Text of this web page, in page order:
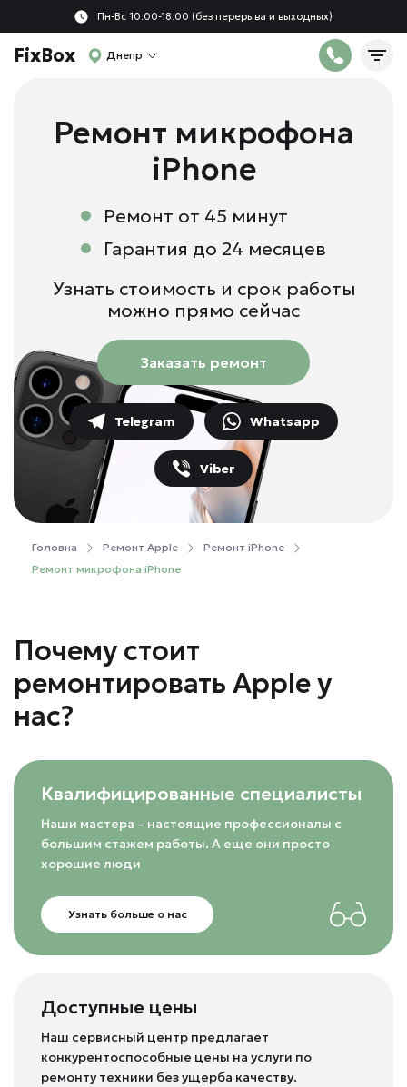
Пн-Вс 10:00-18:00 (без перерыва и выходных)
FixBox Днепр
Ремонт микрофона
iPhone
Ремонт от 45 минут
Гарантия до 24 месяцев
Узнать стоимость и срок работы
можно прямо сейчас
Заказать ремонт
Telegram Whatsapp
Viber
Головна Ремонт Apple
Ремонт iPhone
Ремонт микрофона iPhone
Почему стоит
ремонтировать Apple у
нас?
Квалифицированные специалисты
Наши мастера – настоящие профессионалы с
большим стажем работы. А еще они просто
хорошие люди
Узнать больше о нас
Доступные цены
Наш сервисный центр предлагает
конкурентоспособные цены на услуги по
ремонту техники без ущерба качеству.